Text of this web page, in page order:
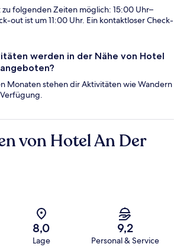
zu folgenden Zeiten möglich: 15:00 Uhr–
out ist um 11:00 Uhr. Ein kontaktloser Check-
werden in der Nähe von Hotel
Monaten stehen dir Aktivitäten wie Wandern
von Hotel An Der
8,0
Lage
9,2
Personal & Service